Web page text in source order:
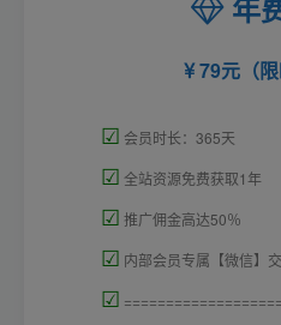
79元（限
☑ 会员时长：365天
☑ 全站资源免费获取1年
☑ 推广佣金高达50％
☑ 内部会员专属【微信】
☑